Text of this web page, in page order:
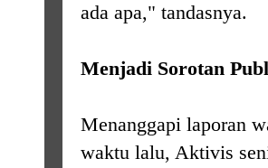
ada apa," tandasnya.
Menjadi Sorotan
Menanggapi laporan
waktu lalu, Aktivis